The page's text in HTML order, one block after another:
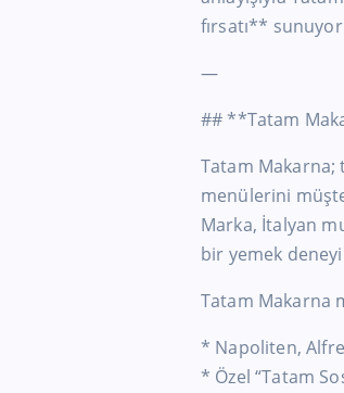
fırsatı**
—
## **Tatam
Tatam Makarna;
menülerini
Marka, İtalyan
bir yemek
Tatam Makarna
* Napoliten,
* Özel “Tatam